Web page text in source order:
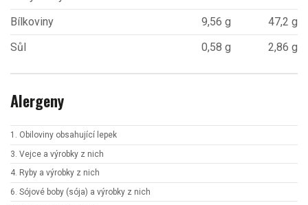
Bílkoviny
9,56 g
47,2 g
Sůl
0,58 g 2,86 g
Alergeny
1. Obiloviny obsahující lepek
3. Vejce a výrobky z nich
4. Ryby a výrobky z nich
6. Sójové boby (sója) a výrobky z nich